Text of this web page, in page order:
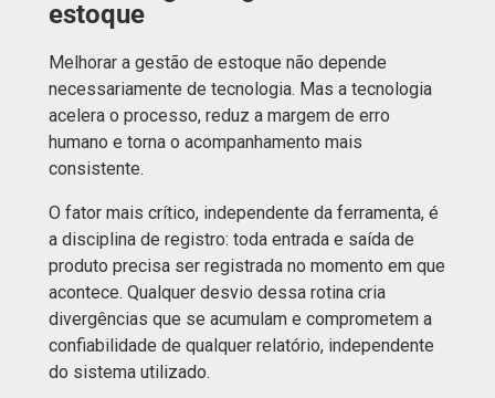
estoque
Melhorar a gestão de estoque não depende
necessariamente de tecnologia. Mas a tecnologia
acelera o processo, reduz a margem de erro
humano e torna o acompanhamento mais
consistente.
O fator mais crítico, independente da ferramenta, é
a disciplina de registro: toda entrada e saída de
produto precisa ser registrada no momento em que
acontece. Qualquer desvio dessa rotina cria
divergências que se acumulam e comprometem a
confiabilidade de qualquer relatório, independente
do sistema utilizado.